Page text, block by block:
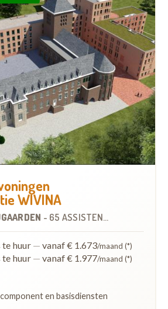
WIVINA
- 65 ASSISTENTIEWONINGEN
huur — vanaf € 1.673/maand (*)
huur — vanaf € 1.977/maand (*)
en basisdiensten